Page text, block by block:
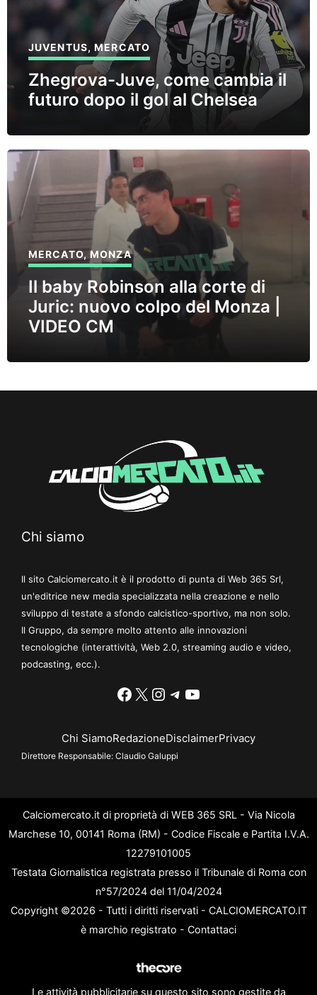
JUVENTUS,MERCATO
Zhegrova-Juve, come cambia il
futuro dopo il gol al Chelsea
MERCATO,MONZA
Il baby Robinson alla corte di
Juric: nuovo colpo del Monza |
VIDEO CM
Chi siamo
Il sito Calciomercato.it è il prodotto di punta di Web 365 Srl,
un'editrice new media specializzata nella creazione e nello
sviluppo di testate a sfondo calcistico-sportivo, ma non solo.
Il Gruppo, da sempre molto attento alle innovazioni
tecnologiche (interattività, Web 2.0, streaming audio e video,
podcasting, ecc.).
Facebook
X Instagram
Telegram
YouTube
Chi SiamoRedazioneDisclaimerPrivacy
Direttore Responsabile: Claudio Galuppi
Calciomercato.it di proprietà di WEB 365 SRL - Via Nicola
Marchese 10, 00141 Roma (RM) - Codice Fiscale e Partita I.V.A.
12279101005
Testata Giornalistica registrata presso il Tribunale di Roma con
n°57/2024 del 11/04/2024
Copyright ©2026 - Tutti i diritti riservati - CALCIOMERCATO.IT
è marchio registrato - Contattaci
Le attività pubblicitarie su questo sito sono gestite da